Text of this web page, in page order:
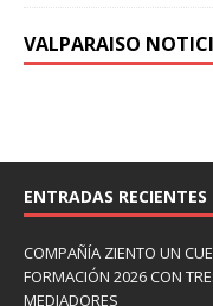
VALPARAISO
ENTRADAS RECIENTES
COMPAÑÍA ZIENTO UN
FORMACIÓN 2026 CON
MEDIADORES